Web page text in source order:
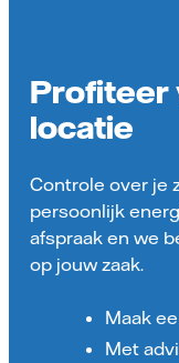
Profiteer
locatie
Controle over je
persoonlijk
afspraak en we
op jouw zaak.
Maak
Met